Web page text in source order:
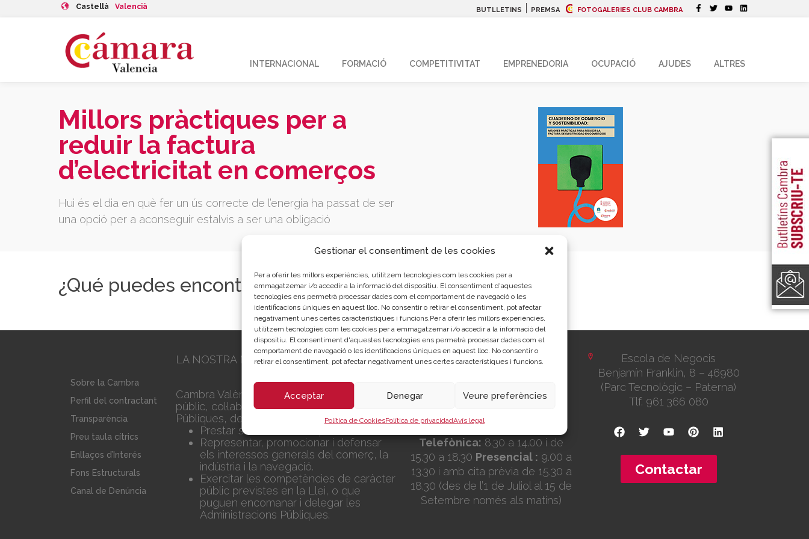
Gestionar el consentiment de les cookies
Per a oferir les millors experiències, utilitzem tecnologies com les cookies per a
emmagatzemar i/o accedir a la informació del dispositiu. El consentiment d'aquestes
tecnologies ens permetrà processar dades com el comportament de navegació o les
identificacions úniques en aquest lloc. No consentir o retirar el consentiment, pot afectar
negativament unes certes característiques i funcions.Per a oferir les millors experiències,
utilitzem tecnologies com les cookies per a emmagatzemar i/o accedir a la informació del
dispositiu. El consentiment d'aquestes tecnologies ens permetrà processar dades com el
comportament de navegació o les identificacions úniques en aquest lloc. No consentir o
retirar el consentiment, pot afectar negativament unes certes característiques i funcions.
Acceptar Denegar Veure preferències
Política de CookiesPolítica de privacidadAvís legal
Castellà Valencià BUTLLETINS PREMSA FOTOGALERIES CLUB CAMBRA
INTERNACIONAL FORMACIÓ COMPETITIVITAT EMPRENEDORIA OCUPACIÓ AJUDES ALTRES
Millors pràctiques per a
reduir la factura
d’electricitat en comerços
Hui és el dia en què fer un ús correcte de l’energia ha passat de ser
una opció per a aconseguir estalvis a ser una obligació
¿Qué puedes encontrar?
Sobre la Cambra
Perfil del contractant
Transparència
Preu taula cítrics
Enllaços d’Interés
Fons Estructurals
Canal de Denúncia
LA NOSTRA MISSIÓ
Cambra València és una corporació de dret
públic, col·laboradora de les Administracions
Públiques, dedicada a:
Prestar serveis a les empreses.
Representar, promocionar i defensar
els interessos generals del comerç, la
indústria i la navegació.
Exercitar les competències de caràcter
públic previstes en la Llei, o que
puguen encomanar i delegar les
Administracions Públiques.
Seu Central
Tlf. 963 103 900
Horari Atenció
Telefònica: 8.30 a 14.00 i de
15.30 a 18.30 Presencial : 9.00 a
13.30 i amb cita prèvia de 15.30 a
18.30 (des de l’1 de Juliol al 15 de
Setembre només als matins)
Escola de Negocis
Benjamín Franklin, 8 – 46980
(Parc Tecnològic – Paterna)
Tlf. 961 366 080
Contactar